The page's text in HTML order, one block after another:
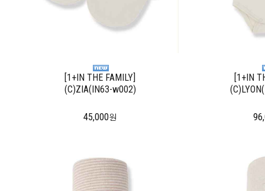
[1+IN THE FAMILY]
(C)ZIA(IN63-w002)
45,000원
[1+IN